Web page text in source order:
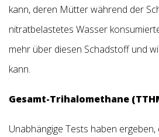
kann, deren Mütter während der
nitratbelastetes Wasser
mehr über diesen Schadstoff und
kann.
Gesamt-Trihalomethane
Unabhängige Tests haben